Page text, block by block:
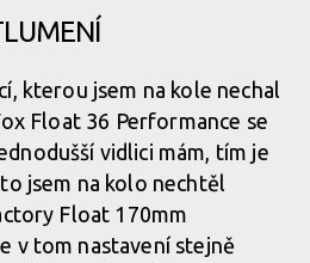
kterou jsem na kole nechal
Float 36 Performance se
vidlici mám, tím je
jsem na kolo nechtěl
Float 170mm
v tom nastavení stejně